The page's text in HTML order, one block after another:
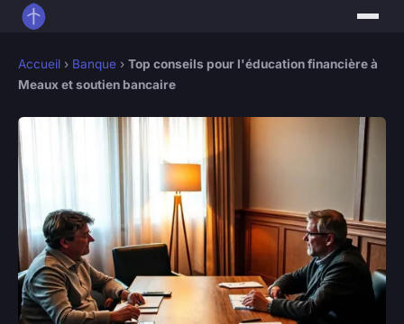
Accueil › Banque › Top conseils pour l'éducation financière à
Meaux et soutien bancaire